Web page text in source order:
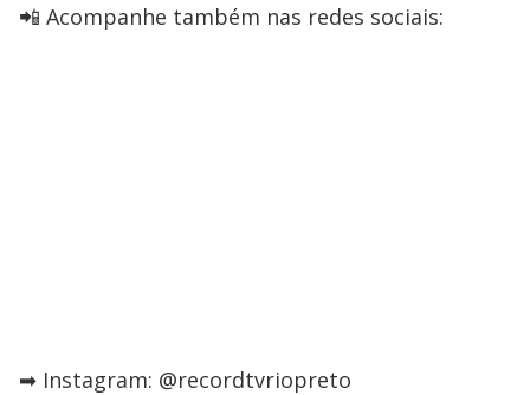
📲 Acompanhe também nas redes sociais:
➡ Instagram: @recordtvriopreto